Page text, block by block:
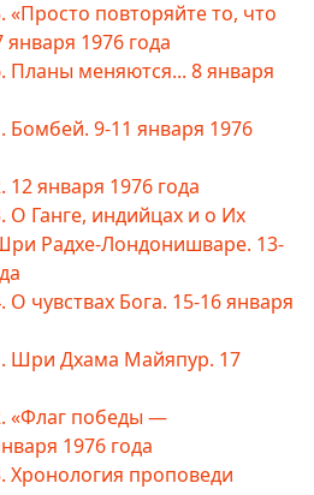
«Просто повторяйте то, что
1976 года
Планы меняются... 8 января
Бомбей. 9-11 января 1976
12 января 1976 года
О Ганге, индийцах и о Их
Радхе-Лондонишваре. 13-
О чувствах Бога. 15-16 января
Шри Дхама Майяпур. 17
«Флаг победы —
1976 года
Хронология проповеди